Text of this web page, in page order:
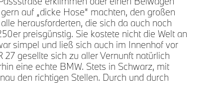
auf „dicke Hose“ machten, den großen
herausforderten, die sich da auch noch
preisgünstig. Sie kostete nicht die Welt an
simpel und ließ sich auch im Innenhof vor
gesellte sich zu aller Vernunft natürlich
eine echte BMW. Stets in Schwarz, mit
den richtigen Stellen. Durch und durch